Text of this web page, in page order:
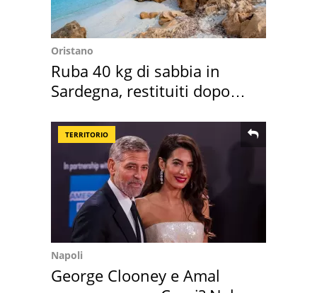
Oristano
Ruba 40 kg di sabbia in
Sardegna, restituiti dopo
TERRITORIO
Napoli
George Clooney e Amal